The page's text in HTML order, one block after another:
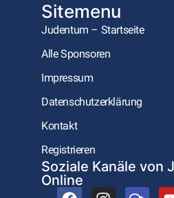
Sitemenu
Judentum – Startseite
Alle Sponsoren
Impressum
Datenschutzerklärung
Kontakt
Registrieren
Soziale Kanäle von
Online